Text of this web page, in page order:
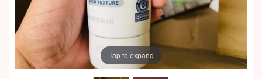
Tap to expand